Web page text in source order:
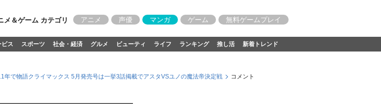
メ＆ゲーム カテゴリ アニメ 声優 マンガ ゲーム 無料ゲームプレイ
ス スポーツ 社会・経済 グルメ ビューティ ライフ ランキング 推し活 新着トレンド
年で物語クライマックス 5月発売号は一挙3話掲載でアスタVSユノの魔法帝決定戦 コメント